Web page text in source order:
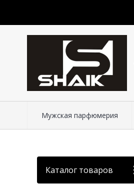
Мужская парфюмерия
Каталог товаров